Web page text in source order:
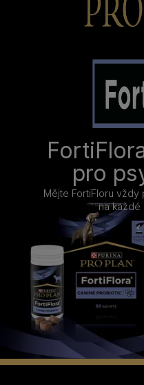
pro
Mějte FortiFloru
na každé